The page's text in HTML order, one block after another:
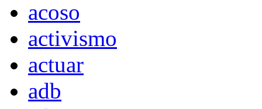
acoso
activismo
actuar
adb